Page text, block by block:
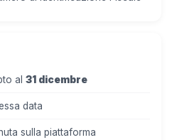
al 31 dicembre
data
sulla piattaforma